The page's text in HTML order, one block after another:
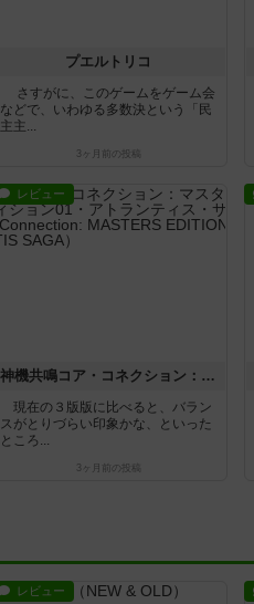
プエルトリコ
さすがに、このゲームをゲーム会
などで、いわゆる多数決という「民
主主...
3ヶ月前 の投稿
レビュー
神機共鳴コア・コネクション：マスターズ・エディション01・アトランティス・サーガ
現在の３版版に比べると、バラン
スがとりづらい印象かな、といった
ところ...
3ヶ月前 の投稿
レビュー